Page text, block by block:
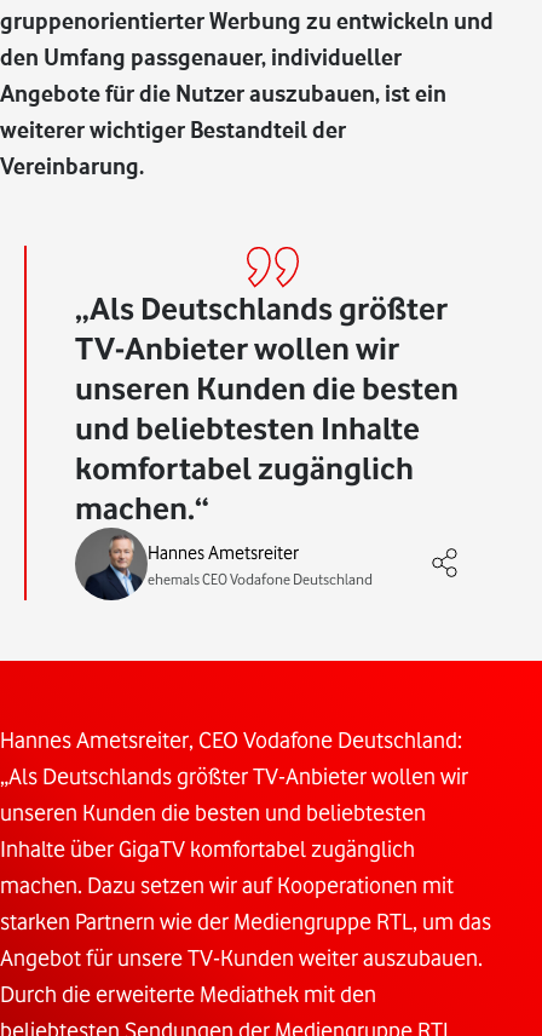
gruppenorientierter Werbung zu entwickeln und
den Umfang passgenauer, individueller
Angebote für die Nutzer auszubauen, ist ein
weiterer wichtiger Bestandteil der
Vereinbarung.
Als Deutschlands größter
TV-Anbieter wollen wir
unseren Kunden die besten
und beliebtesten Inhalte
komfortabel zugänglich
machen.
Hannes Ametsreiter
ehemals CEO Vodafone Deutschland
Hannes Ametsreiter, CEO Vodafone Deutschland:
„Als Deutschlands größter TV-Anbieter wollen wir
unseren Kunden die besten und beliebtesten
Inhalte über GigaTV komfortabel zugänglich
machen. Dazu setzen wir auf Kooperationen mit
starken Partnern wie der Mediengruppe RTL, um das
Angebot für unsere TV-Kunden weiter auszubauen.
Durch die erweiterte Mediathek mit den
beliebtesten Sendungen der Mediengruppe RTL